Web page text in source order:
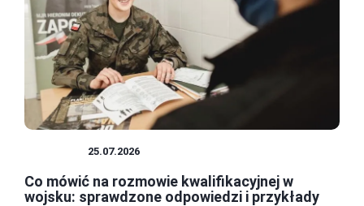
25.07.2026
Co mówić na rozmowie kwalifikacyjnej w
wojsku: sprawdzone odpowiedzi i przykłady